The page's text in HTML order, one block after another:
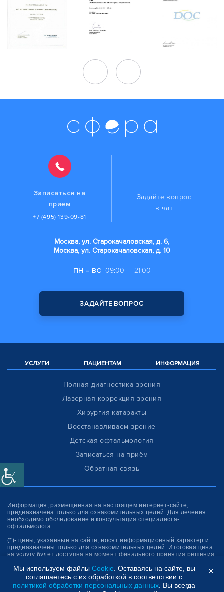
Записаться на
прием
+7 (495) 139-09-81
Задайте вопрос
в чат
Москва, ул. Старокачаловская, д. 6,
Москва, ул. Старокачаловская, д. 10
ПН – ВС 09:00 — 21:00
ЗАДАЙТЕ ВОПРОС
УСЛУГИ ПАЦИЕНТАМ ИНФОРМАЦИЯ
Полная диагностика зрения
Лазерная коррекция зрения
Хирургия катаракты
Восстанавливаем зрение
Детская офтальмология
Записаться на приём
Обратная связь
Клиника “СФЕРА”
Информация, размещенная на настоящем интернет-сайте,
предназначена только для ознакомитель­ных целей. Для лечения
необходимо обследование и консультация специалиста-
офтальмолога.
(*)- цены, указанные на сайте, носят информационный характер и
предназначены только для ознакомительных целей. Итоговая цена
на услугу будет доступна на момент финального принятия решения
Мы используем файлы Cookie . Оставаясь на сайте, вы
соглашаетесь с их обработкой в соответствии с
политикой обработки персональных данных . Вы всегда
×